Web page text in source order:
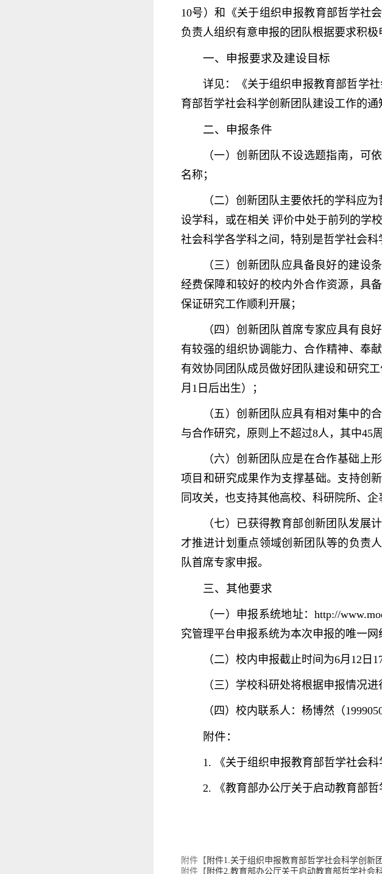
10号）和《关于组织申报教育部哲学社
负责人组织有意申报的团队根据要求积极
一、申报要求及建设目标
详见：《关于组织申报教育部哲学
育部哲学社会科学创新团队建设工作的通
二、申报条件
（一）创新团队不设选题指南，可
名称；
（二）创新团队主要依托的学科应
设学科，或在相关 评价中处于前列的学
社会科学各学科之间，特别是哲学社会
（三）创新团队应具备良好的建设
经费保障和较好的校内外合作资源，具
保证研究工作顺利开展；
（四）创新团队首席专家应具有良
有较强的组织协调能力、合作精神、奉
有效协同团队成员做好团队建设和研究
月1日后出生）；
（五）创新团队应具有相对集中的
与合作研究，原则上不超过8人，其中45
（六）创新团队应是在合作基础上
项目和研究成果作为支撑基础。支持创
同攻关，也支持其他高校、科研院所、
（七）已获得教育部创新团队发展
才推进计划重点领域创新团队等的负责
队首席专家申报。
三、其他要求
（一）申报系统地址：http://
究管理平台申报系统为本次申报的唯一网
（二）校内申报截止时间为6月12日
（三）学校科研处将根据申报情况
（四）校内联系人：杨博然（
附件：
1. 《关于组织申报教育部哲学社会科
2. 《教育部办公厅关于启动教育部
附件【 附件1.关于组织申报教育部哲学社会科学创新
附件【 附件2.教育部办公厅关于启动教育部哲学社会